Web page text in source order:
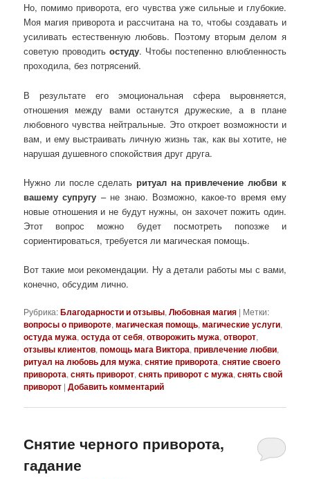
Но, помимо приворота, его чувства уже сильные и глубокие.
Моя магия приворота и рассчитана на то, чтобы создавать и
усиливать естественную любовь. Поэтому вторым делом я
советую проводитьостуду. Чтобы постепенно влюбленность
проходила, без потрясений.
В результате его эмоциональная сфера выровняется,
отношения между вами останутся дружеские, а в плане
любовного чувства нейтральные. Это откроет возможности и
вам, и ему выстраивать личную жизнь так, как вы хотите, не
нарушая душевного спокойствия друг друга.
Нужно ли после сделать ритуал на привлечение любви к
вашему супругу – не знаю. Возможно, какое-то время ему
новые отношения и не будут нужны, он захочет пожить один.
Этот вопрос можно будет посмотреть попозже и
сориентироваться, требуется ли магическая помощь.
Вот такие мои рекомендации. Ну а детали работы мы с вами,
конечно, обсудим лично.
Рубрика:Благодарности и отзывы,Любовная магия | Метки:
вопросы о привороте,магическая помощь,магические услуги,
остуда мужа,остуда от себя,отворожить мужа,отворот,
отзывы клиентов,помощь мага Виктора,привлечение любви,
ритуал на любовь для мужа,снятие приворота,снятие своего
приворота,снять приворот,снять приворот с мужа,снять свой
приворот |Добавить комментарий
Снятие черного приворота,
гадание